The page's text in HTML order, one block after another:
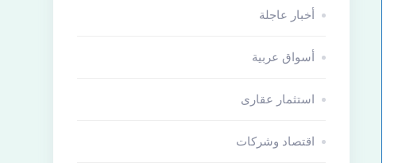
أخبار عاجلة
أسواق عربية
استثمار عقارى
اقتصاد وشركات